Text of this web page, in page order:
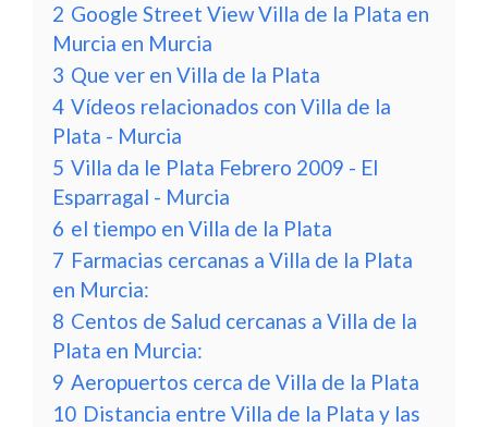
2 Google Street View Villa de la Plata en
Murcia en Murcia
3 Que ver en Villa de la Plata
4 Vídeos relacionados con Villa de la
Plata - Murcia
5 Villa da le Plata Febrero 2009 - El
Esparragal - Murcia
6 el tiempo en Villa de la Plata
7 Farmacias cercanas a Villa de la Plata
en Murcia:
8 Centos de Salud cercanas a Villa de la
Plata en Murcia:
9 Aeropuertos cerca de Villa de la Plata
10 Distancia entre Villa de la Plata y las